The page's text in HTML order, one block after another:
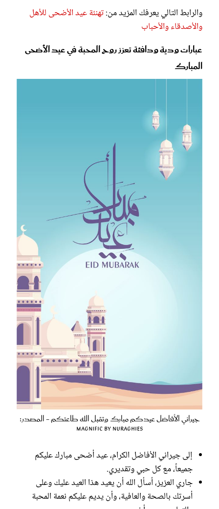
والرابط التالي يعرفك المزيد من:تهنئة عيد الأضحى للأهل
والأصدقاء والأحباب
عبارات ودية ودافئة تعزز روح المحبة في عيد الأضحى
المبارك
جيراني الأفاضل عيدكم مبارك وتقبل الله طاعتكم - المصدر:
magnific by nuraghies
إلى جيراني الأفاضل الكرام، عيد أضحى مبارك عليكم
جميعاً، مع كل حبي وتقديري.
جاري العزيز، أسأل الله أن يعيد هذا العيد عليك وعلى
أسرتك بالصحة والعافية، وأن يديم عليكم نعمة المحبة